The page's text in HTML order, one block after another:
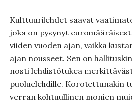
Kulttuurilehdet saavat
joka on pysynyt
viiden vuoden ajan, vaikka
ajan nousseet. Sen on
nosti lehdistötukea
puoluelehdille. Korotettunakin
verran kohtuullinen monien